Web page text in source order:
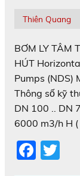
Thiên Quang
BƠM LY TÂM
HÚT
Pumps (NDS)
Thông số kỹ
DN 100 .. DN
6000 m3/h H
F